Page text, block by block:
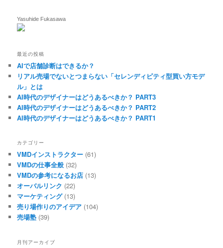
Yasuhide Fukasawa
最近の投稿
AIで店舗診断はできるか？
リアル売場でないとつまらない「セレンディピティ型買い方モデ
ル」とは
AI時代のデザイナーはどうあるべきか？ PART3
AI時代のデザイナーはどうあるべきか？ PART2
AI時代のデザイナーはどうあるべきか？ PART1
カテゴリー
VMDインストラクター (61)
VMDの仕事全般 (32)
VMDの参考になるお店 (13)
オーバルリンク (22)
マーケティング(13)
売り場作りのアイデア (104)
売場塾 (39)
月刊アーカイブ